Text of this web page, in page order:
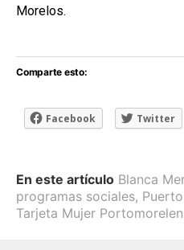
Morelos.
Comparte esto:
Facebook Twitter
En este artículo Blanca
programas sociales,
Tarjeta Mujer